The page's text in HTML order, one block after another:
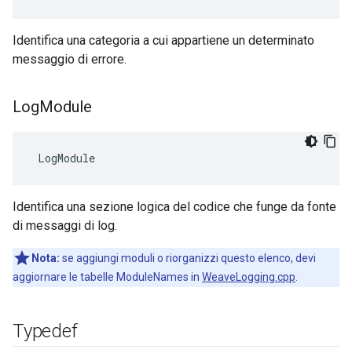
Identifica una categoria a cui appartiene un determinato
messaggio di errore.
LogModule
LogModule
Identifica una sezione logica del codice che funge da fonte
di messaggi di log.
Nota: se aggiungi moduli o riorganizzi questo elenco, devi
aggiornare le tabelle ModuleNames in WeaveLogging.cpp
Typedef